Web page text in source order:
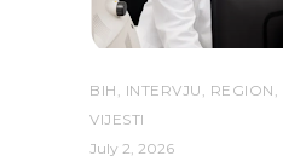
BIH , INTERVJU , REGION ,
VIJESTI
July 2, 2026